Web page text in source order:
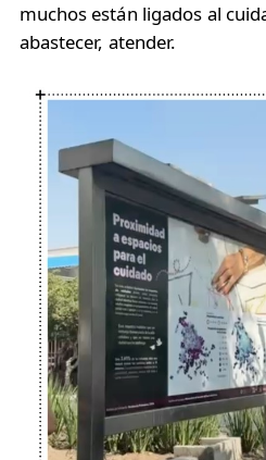
muchos están ligados al
abastecer, atender.